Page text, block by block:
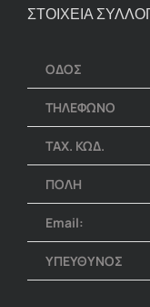
ΣΤΟΙΧΕΙΑ
ΟΔΟΣ
ΤΗΛΕΦΩΝΟ
ΤΑΧ. ΚΩΔ.
ΠΟΛΗ
Email:
ΥΠΕΥΘΥΝΟΣ